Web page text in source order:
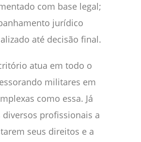
com base legal;
jurídico
até decisão final.
atua em todo o
militares em
como essa. Já
diversos profissionais a
seus direitos e a